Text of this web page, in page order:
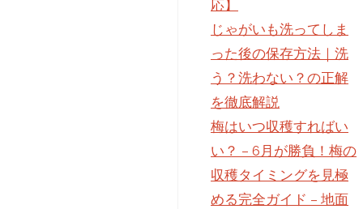
応】
じゃがいも洗ってしま
った後の保存方法｜洗
う？洗わない？の正解
を徹底解説
梅はいつ収穫すればい
い？ – 6月が勝負！梅の
収穫タイミングを見極
める完全ガイド – 地面